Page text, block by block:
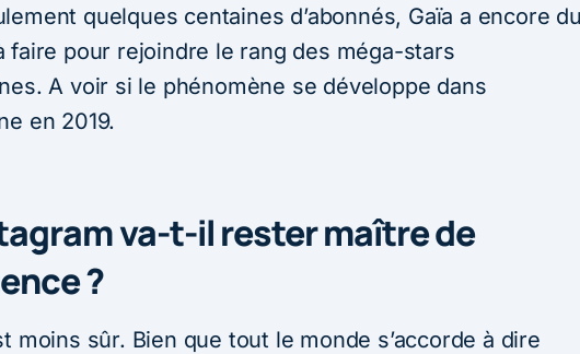
quelques centaines d’abonnés, Gaïa a encore du
faire pour rejoindre le rang des méga-stars
A voir si le phénomène se développe dans
en 2019.
va-t-il rester maître de
?
moins sûr. Bien que tout le monde s’accorde à dire